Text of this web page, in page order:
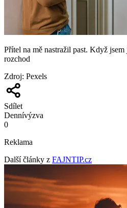
Přítel na mě nastražil past. Když
rozchod
Zdroj: Pexels
Sdílet
Dennívýzva
0
Reklama
Další články z FAJNTIP.cz